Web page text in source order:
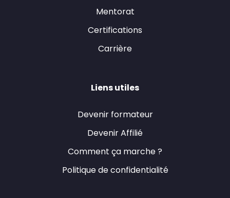
Mentorat
Certifications
Carrière
Liens utiles
Devenir formateur
Devenir Affilié
Comment ça marche ?
Politique de confidentialité